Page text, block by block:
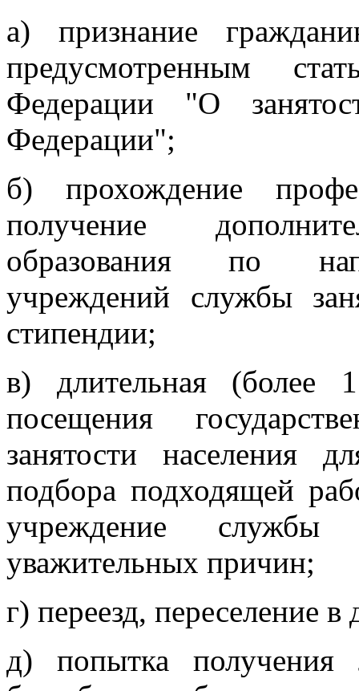
а) признание
предусмотренным
Федерации "О
Федерации";
б) прохождение
получение
образования по
учреждений службы
стипендии;
в) длительная (более
посещения
занятости населения
подбора подходящей
учреждение службы
уважительных причин;
г) переезд, переселение
д) попытка получения